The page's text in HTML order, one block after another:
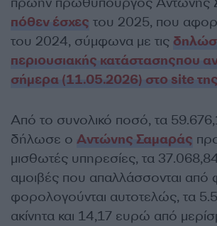
πόθεν έσχες του 2025, που
του 2024, σύμφωνα με τις
περιουσιακής κατάστασηςπου
σήμερα (11.05.2026) στο site
Από το συνολικό ποσό, τα
δήλωσε ο Αντώνης Σαμαράς
μισθωτές υπηρεσίες, τα
αμοιβές που απαλλάσσονται
φορολογούνται αυτοτελώς, τα
ακίνητα και 14,17 ευρώ από